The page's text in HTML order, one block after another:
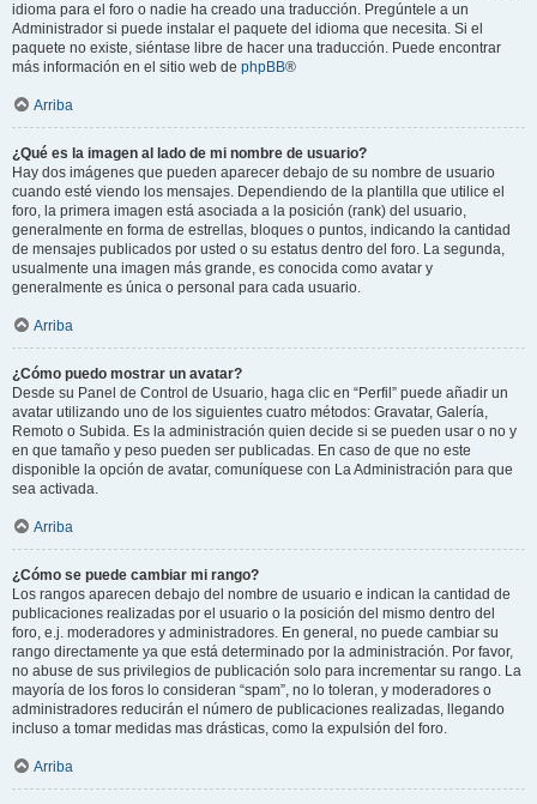
idioma para el foro o nadie ha creado una traducción. Pregúntele a un
Administrador si puede instalar el paquete del idioma que necesita. Si el
paquete no existe, siéntase libre de hacer una traducción. Puede encontrar
más información en el sitio web de phpBB®
Arriba
¿Qué es la imagen al lado de mi nombre de usuario?
Hay dos imágenes que pueden aparecer debajo de su nombre de usuario
cuando esté viendo los mensajes. Dependiendo de la plantilla que utilice el
foro, la primera imagen está asociada a la posición (rank) del usuario,
generalmente en forma de estrellas, bloques o puntos, indicando la cantidad
de mensajes publicados por usted o su estatus dentro del foro. La segunda,
usualmente una imagen más grande, es conocida como avatar y
generalmente es única o personal para cada usuario.
Arriba
¿Cómo puedo mostrar un avatar?
Desde su Panel de Control de Usuario, haga clic en “Perfil” puede añadir un
avatar utilizando uno de los siguientes cuatro métodos: Gravatar, Galería,
Remoto o Subida. Es la administración quien decide si se pueden usar o no y
en que tamaño y peso pueden ser publicadas. En caso de que no este
disponible la opción de avatar, comuníquese con La Administración para que
sea activada.
Arriba
¿Cómo se puede cambiar mi rango?
Los rangos aparecen debajo del nombre de usuario e indican la cantidad de
publicaciones realizadas por el usuario o la posición del mismo dentro del
foro, e.j. moderadores y administradores. En general, no puede cambiar su
rango directamente ya que está determinado por la administración. Por favor,
no abuse de sus privilegios de publicación solo para incrementar su rango. La
mayoría de los foros lo consideran “spam”, no lo toleran, y moderadores o
administradores reducirán el número de publicaciones realizadas, llegando
incluso a tomar medidas mas drásticas, como la expulsión del foro.
Arriba